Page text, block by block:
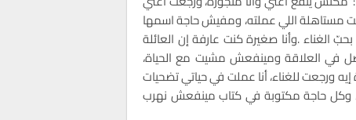
مستاهلة اللي عملته، ومفيش حاجة اسمها
الغناء .وأنا صغيرة كنت عارفة إن العائلة
في العلاقة ومينفعش مشيت مع الحياة،
للغناء، أنا عملت في حياتي تضحيات
وكل حاجة مكتوبة في كتاب مينفعش نهرب